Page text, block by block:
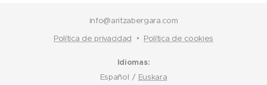
info@aritzabergara.com
Política de privacidad
Política de cookies
Idiomas
Español
Euskara